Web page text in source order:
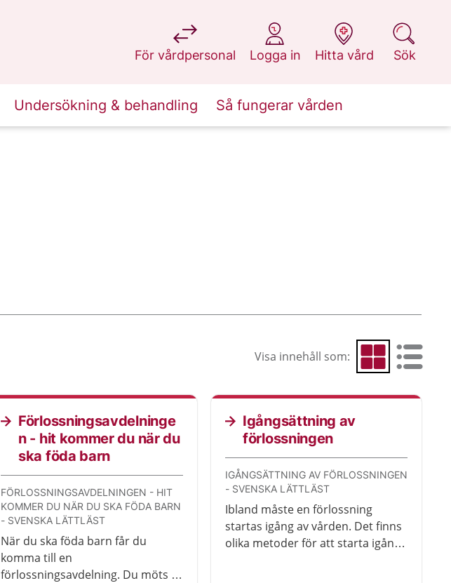
För vårdpersonal
på 1177.se
Logga in
på 1177.se
Hitta vård
på 1177.se
Sök
på 1177.se
Undersökning & behandling Så fungerar vården
Visa innehåll som: Visa som rutnät
Visa som
Förlossningsavdelninge
n - hit kommer du när du
ska föda barn
FÖRLOSSNINGSAVDELNINGEN - HIT
KOMMER DU NÄR DU SKA FÖDA BARN
- SVENSKA LÄTTLÄST
När du ska föda barn får du
komma till en
förlossningsavdelning. Du möts av
Igångsättning av
förlossningen
IGÅNGSÄTTNING AV FÖRLOSSNINGEN
- SVENSKA LÄTTLÄST
Ibland måste en förlossning
startas igång av vården. Det finns
olika metoder för att starta igång